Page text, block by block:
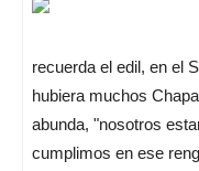
recuerda el edil, en el
hubiera muchos
abunda, "nosotros
cumplimos en ese